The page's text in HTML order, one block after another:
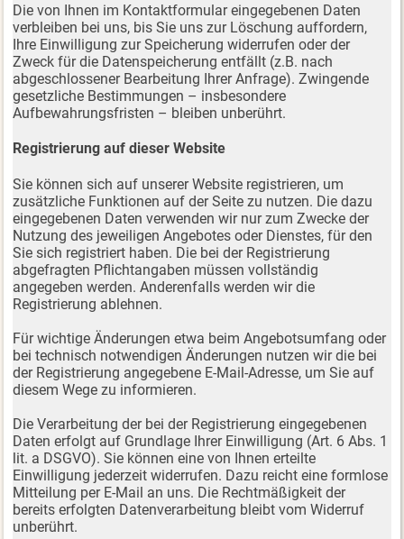
Die von Ihnen im Kontaktformular eingegebenen Daten
verbleiben bei uns, bis Sie uns zur Löschung auffordern,
Ihre Einwilligung zur Speicherung widerrufen oder der
Zweck für die Datenspeicherung entfällt (z.B. nach
abgeschlossener Bearbeitung Ihrer Anfrage). Zwingende
gesetzliche Bestimmungen – insbesondere
Aufbewahrungsfristen – bleiben unberührt.
Registrierung auf dieser Website
Sie können sich auf unserer Website registrieren, um
zusätzliche Funktionen auf der Seite zu nutzen. Die dazu
eingegebenen Daten verwenden wir nur zum Zwecke der
Nutzung des jeweiligen Angebotes oder Dienstes, für den
Sie sich registriert haben. Die bei der Registrierung
abgefragten Pflichtangaben müssen vollständig
angegeben werden. Anderenfalls werden wir die
Registrierung ablehnen.
Für wichtige Änderungen etwa beim Angebotsumfang oder
bei technisch notwendigen Änderungen nutzen wir die bei
der Registrierung angegebene E-Mail-Adresse, um Sie auf
diesem Wege zu informieren.
Die Verarbeitung der bei der Registrierung eingegebenen
Daten erfolgt auf Grundlage Ihrer Einwilligung (Art. 6 Abs. 1
lit. a DSGVO). Sie können eine von Ihnen erteilte
Einwilligung jederzeit widerrufen. Dazu reicht eine formlose
Mitteilung per E-Mail an uns. Die Rechtmäßigkeit der
bereits erfolgten Datenverarbeitung bleibt vom Widerruf
unberührt.